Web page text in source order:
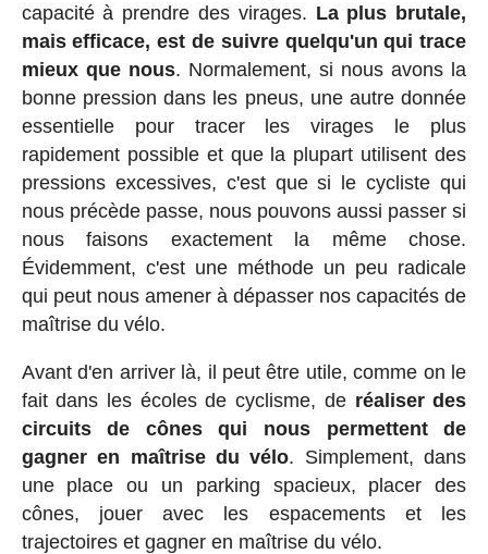
capacité à prendre des virages. La plus brutale,
mais efficace, est de suivre quelqu'un qui trace
mieux que nous. Normalement, si nous avons la
bonne pression dans les pneus, une autre donnée
essentielle pour tracer les virages le plus
rapidement possible et que la plupart utilisent des
pressions excessives, c'est que si le cycliste qui
nous précède passe, nous pouvons aussi passer si
nous faisons exactement la même chose.
Évidemment, c'est une méthode un peu radicale
qui peut nous amener à dépasser nos capacités de
maîtrise du vélo.
Avant d'en arriver là, il peut être utile, comme on le
fait dans les écoles de cyclisme, de réaliser des
circuits de cônes qui nous permettent de
gagner en maîtrise du vélo. Simplement, dans
une place ou un parking spacieux, placer des
cônes, jouer avec les espacements et les
trajectoires et gagner en maîtrise du vélo.